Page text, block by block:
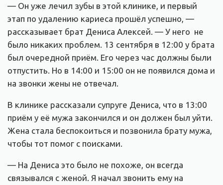
— Он уже лечил зубы в этой клинике, и первый
этап по удалению кариеса прошёл успешно, —
рассказывает брат Дениса Алексей. — У него не
было никаких проблем. 13 сентября в 12:00 у брата
был очередной приём. Его через час должны были
отпустить. Но в 14:00 и 15:00 он не появился дома и
на звонки жены не отвечал.
В клинике рассказали супруге Дениса, что в 13:00
приём у её мужа закончился и он должен был уйти.
Жена стала беспокоиться и позвонила брату мужа,
чтобы тот помог с поисками.
— На Дениса это было не похоже, он всегда
связывался с женой. Я начал звонить ему на